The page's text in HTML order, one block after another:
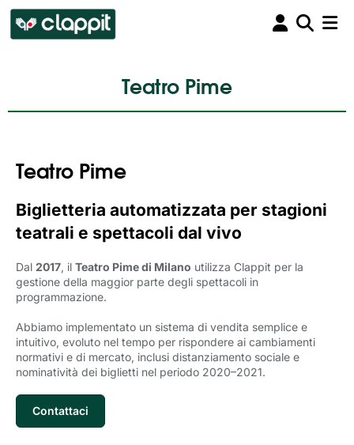
Teatro Pime
Teatro Pime
Biglietteria automatizzata per stagioni
teatrali e spettacoli dal vivo
Dal 2017, il Teatro Pime di Milano utilizza Clappit per la
gestione della maggior parte degli spettacoli in
programmazione.
Abbiamo implementato un sistema di vendita semplice e
intuitivo, evoluto nel tempo per rispondere ai cambiamenti
normativi e di mercato, inclusi distanziamento sociale e
nominatività dei biglietti nel periodo 2020–2021.
Contattaci